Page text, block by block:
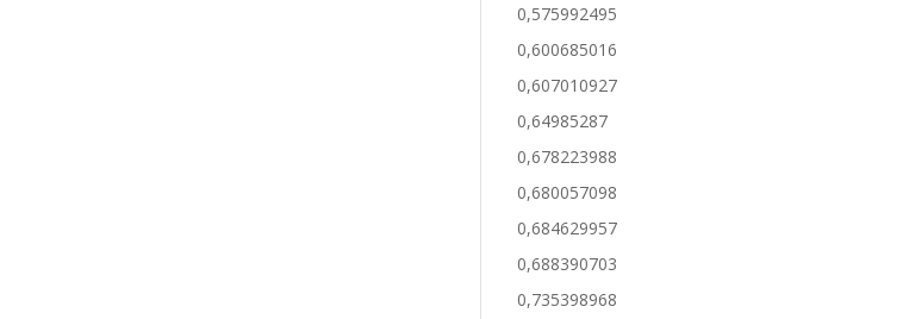
0,575992495
0,600685016
0,607010927
0,64985287
0,678223988
0,680057098
0,684629957
0,688390703
0,735398968